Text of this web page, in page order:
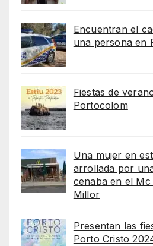
Encuentran el
una persona en
Fiestas de
Portocolom
Una mujer en
arrollada por
cenaba en el Mc
Millor
Presentan las
Porto Cristo